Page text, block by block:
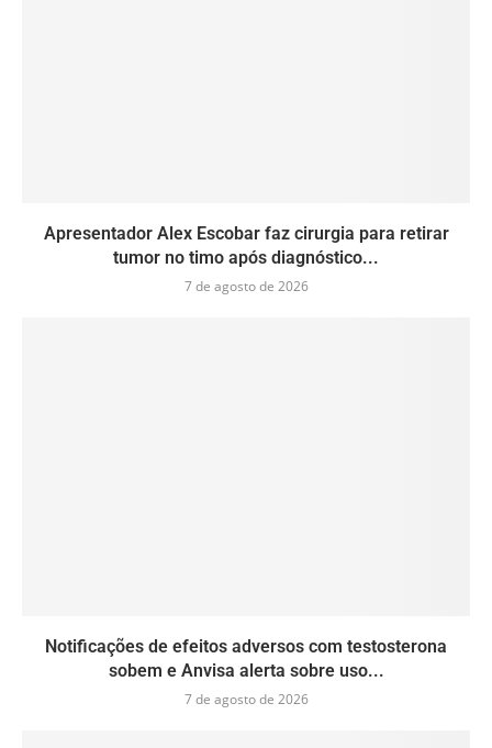
Apresentador Alex Escobar faz cirurgia para retirar
tumor no timo após diagnóstico...
7 de agosto de 2026
Notificações de efeitos adversos com testosterona
sobem e Anvisa alerta sobre uso...
7 de agosto de 2026